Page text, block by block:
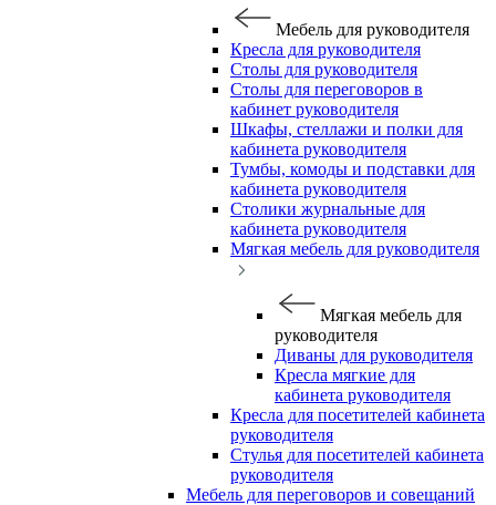
Мебель для руководителя
Кресла для руководителя
Столы для руководителя
Столы для переговоров в
кабинет руководителя
Шкафы, стеллажи и полки для
кабинета руководителя
Тумбы, комоды и подставки для
кабинета руководителя
Столики журнальные для
кабинета руководителя
Мягкая мебель для руководителя
Мягкая мебель для
руководителя
Диваны для руководителя
Кресла мягкие для
кабинета руководителя
Кресла для посетителей кабинета
руководителя
Стулья для посетителей кабинета
руководителя
Мебель для переговоров и совещаний